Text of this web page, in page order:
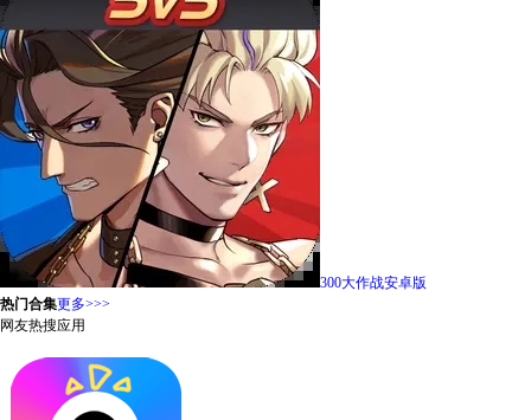
300大作战安卓版
热门合集更多>>>
网友热搜应用